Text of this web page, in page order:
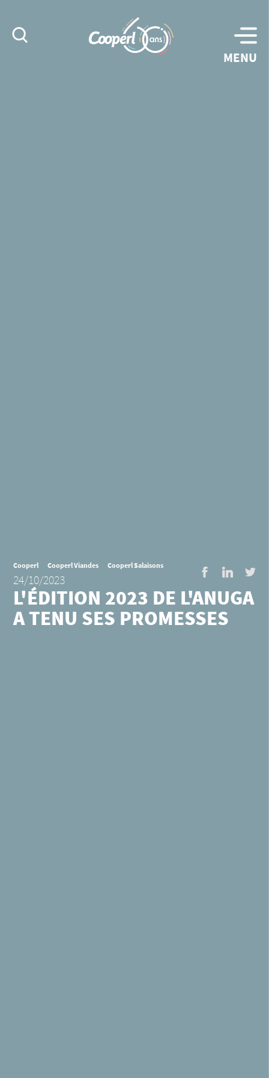
MENU
Facebook
Cooperl Cooperl Viandes Cooperl Salaisons
24/10/2023
L'ÉDITION 2023 DE L'ANUGA
A TENU SES PROMESSES